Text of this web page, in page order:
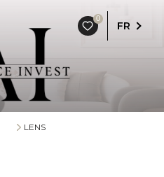
0
FR
LENS